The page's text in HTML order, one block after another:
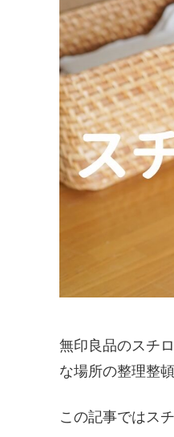
無印良品のスチ
な場所の整理整
この記事ではス